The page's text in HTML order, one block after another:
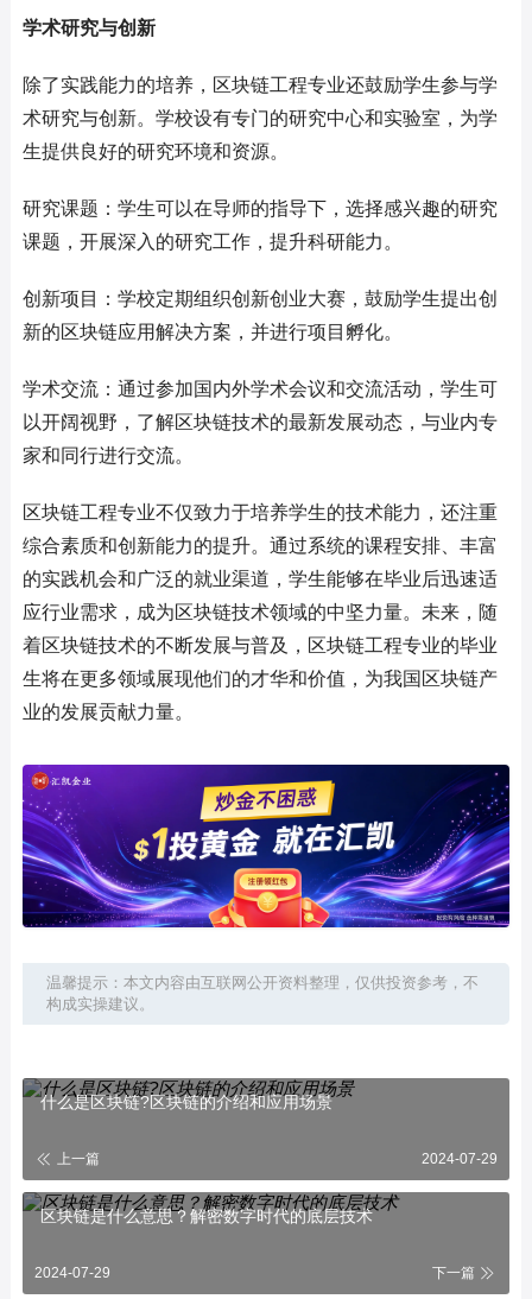
学术研究与创新
除了实践能力的培养，区块链工程专业还鼓励学生参与学
术研究与创新。学校设有专门的研究中心和实验室，为学
生提供良好的研究环境和资源。
研究课题：学生可以在导师的指导下，选择感兴趣的研究
课题，开展深入的研究工作，提升科研能力。
创新项目：学校定期组织创新创业大赛，鼓励学生提出创
新的区块链应用解决方案，并进行项目孵化。
学术交流：通过参加国内外学术会议和交流活动，学生可
以开阔视野，了解区块链技术的最新发展动态，与业内专
家和同行进行交流。
区块链工程专业不仅致力于培养学生的技术能力，还注重
综合素质和创新能力的提升。通过系统的课程安排、丰富
的实践机会和广泛的就业渠道，学生能够在毕业后迅速适
应行业需求，成为区块链技术领域的中坚力量。未来，随
着区块链技术的不断发展与普及，区块链工程专业的毕业
生将在更多领域展现他们的才华和价值，为我国区块链产
业的发展贡献力量。
温馨提示：本文内容由互联网公开资料整理，仅供投资参考，不
构成实操建议。
什么是区块链?区块链的介绍和应用场景
上一篇 2024-07-29
区块链是什么意思？解密数字时代的底层技术
2024-07-29 下一篇